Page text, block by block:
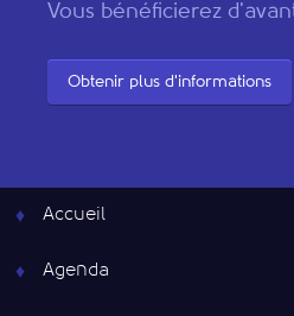
Vous bénéficierez
Obtenir plus d'informations
Accueil
Agenda